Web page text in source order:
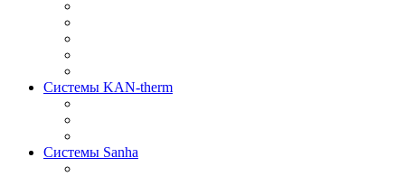
Системы KAN-therm
Системы Sanha